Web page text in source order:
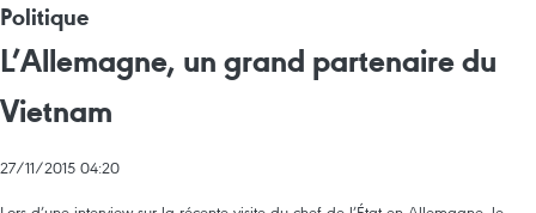
Politique
L’Allemagne, un grand partenaire du
Vietnam
27/11/2015 04:20